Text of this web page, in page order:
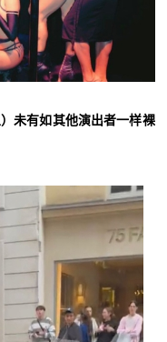
未有如其他演出者一样裸